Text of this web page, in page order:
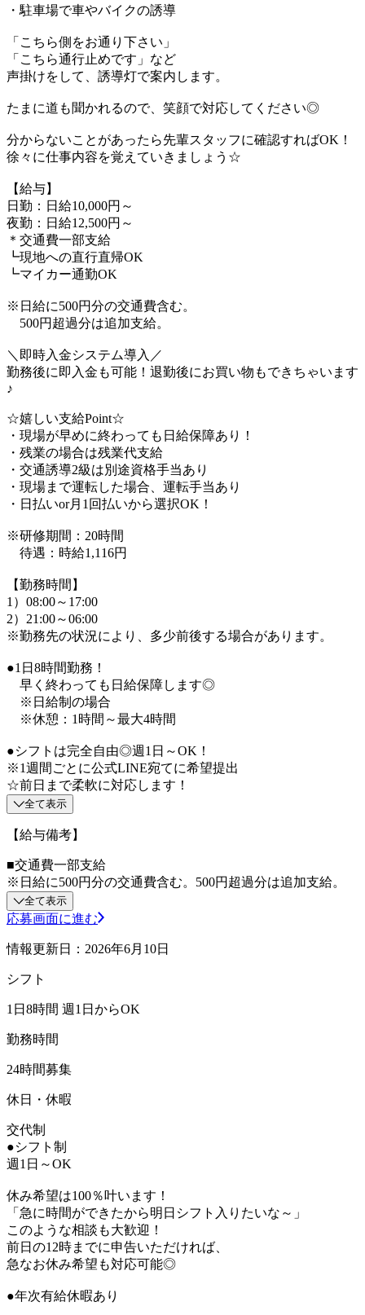
・駐車場で車やバイクの誘導
「こちら側をお通り下さい」
「こちら通行止めです」など
声掛けをして、誘導灯で案内します。
たまに道も聞かれるので、笑顔で対応してください◎
分からないことがあったら先輩スタッフに確認すればOK！
徐々に仕事内容を覚えていきましょう☆
【給与】
日勤：日給10,000円～
夜勤：日給12,500円～
＊交通費一部支給
┗現地への直行直帰OK
┗マイカー通勤OK
※日給に500円分の交通費含む。
500円超過分は追加支給。
＼即時入金システム導入／
勤務後に即入金も可能！退勤後にお買い物もできちゃいます
♪
☆嬉しい支給Point☆
・現場が早めに終わっても日給保障あり！
・残業の場合は残業代支給
・交通誘導2級は別途資格手当あり
・現場まで運転した場合、運転手当あり
・日払いor月1回払いから選択OK！
※研修期間：20時間
待遇：時給1,116円
【勤務時間】
1）08:00～17:00
2）21:00～06:00
※勤務先の状況により、多少前後する場合があります。
●1日8時間勤務！
早く終わっても日給保障します◎
※日給制の場合
※休憩：1時間～最大4時間
●シフトは完全自由◎週1日～OK！
※1週間ごとに公式LINE宛てに希望提出
☆前日まで柔軟に対応します！
全て表示
【給与備考】
■交通費一部支給
※日給に500円分の交通費含む。500円超過分は追加支給。
全て表示
応募画面に進む
情報更新日：2026年6月10日
シフト
1日8時間 週1日からOK
勤務時間
24時間募集
休日・休暇
交代制
●シフト制
週1日～OK
休み希望は100％叶います！
「急に時間ができたから明日シフト入りたいな～」
このような相談も大歓迎！
前日の12時までに申告いただければ、
急なお休み希望も対応可能◎
●年次有給休暇あり